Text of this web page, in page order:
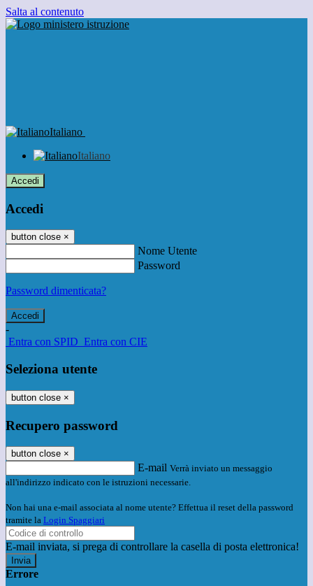
Salta al contenuto
Italiano
Italiano
Accedi
Accedi
button close ×
Nome Utente
Password
Password dimenticata?
-
Entra con SPID Entra con CIE
Seleziona utente
button close ×
Recupero password
button close ×
E-mail Verrà inviato un messaggio
all'indirizzo indicato con le istruzioni necessarie.
Non hai una e-mail associata al nome utente? Effettua il reset della password
tramite la Login Spaggiari
E-mail inviata, si prega di controllare la casella di posta elettronica!
Errore